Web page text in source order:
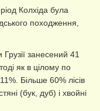
Колхіда була
походження,
занесений 41
як в цілому по
Більше 60% лісів
(бук, дуб) і хвойні